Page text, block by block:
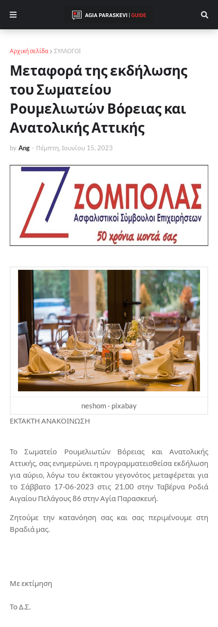
Αρχική σελίδα ΣΥΛΛΟΓΟΙ
Μεταφορά της εκδήλωσης
του Σωματείου
Ρουμελιωτών Βόρειας και
Ανατολικής Αττικής
by Ang - Πέμπτη, Ιουνίου 15, 2023
neshom - pixabay
ΕΚΤΑΚΤΗ ΑΝΑΚΟΙΝΩΣΗ
Το Σωματείο Ρουμελιωτών Βόρειας και Ανατολικής
Αττικής, σας ενημερώνει η προγραμματεισθείσα εκδήλωση
για αύριο, λόγω του έκτακτου γεγονότος μεταφέρεται για
το Σάββατο 17-06-2023 στις 21.00 στην Ταβέρνα Ροδιά
Αιγαίου Πελάγους 86 στην Αγία Παρασκευή.
Ζητούμε την κατανόηση σας και σας περιμένουμε στη
Βραδιά μας.
Με εκτίμηση
Το Δ.Σ.